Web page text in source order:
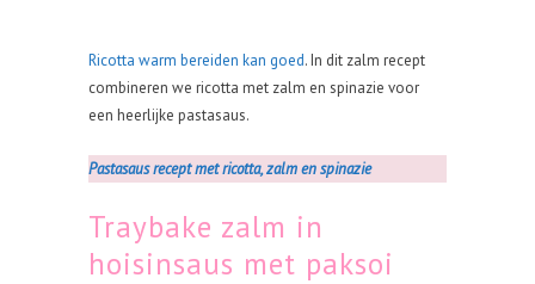
Ricotta warm bereiden kan goed. In dit zalm recept
combineren we ricotta met zalm en spinazie voor
een heerlijke pastasaus.
Pastasaus recept met ricotta, zalm en spinazie
Traybake zalm in
hoisinsaus met paksoi